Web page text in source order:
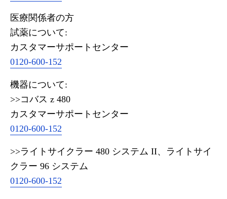
医療関係者の方
試薬について:
カスタマーサポートセンター
0120-600-152
機器について:
>>コバス z 480
カスタマーサポートセンター
0120-600-152
>>ライトサイクラー 480 システム II、ライトサイ
クラー 96 システム
0120-600-152